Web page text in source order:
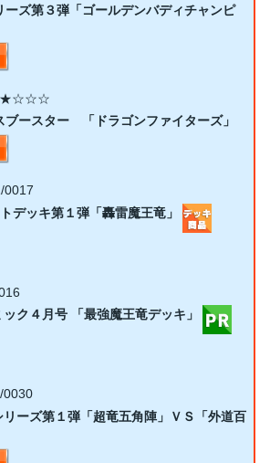
ーズ第３弾「ゴールデンバディチャンピ
★☆☆☆
ブースター 「ドラゴンファイターズ」
0017
デッキ第１弾「轟雷魔王竜」
ク４月号 「最強魔王竜デッキ」
0030
ーズ第１弾「超竜五角陣」ＶＳ「外道百